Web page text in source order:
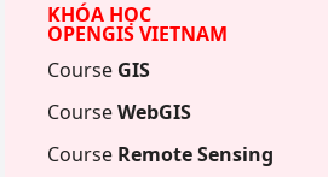
KHÓA HỌC
OPENGIS VIETNAM
Course GIS
CourseWebGIS
Course Remote Sensing